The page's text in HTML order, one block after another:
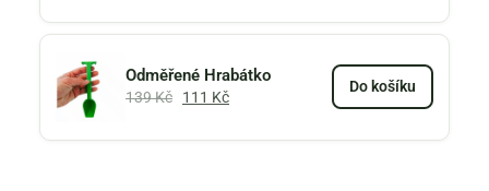
Odměřené Hrabátko
139Kč 111 Kč
Do košíku